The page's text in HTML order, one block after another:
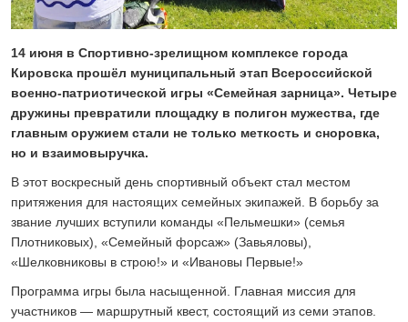
24 ИЮЛЯ 2026
ОБЩЕСТВО
Спрашивали? Отвечаем!
04 АВГУСТА 2026
14 июня в Спортивно-зрелищном комплексе города
Кировска прошёл муниципальный этап Всероссийской
военно-патриотической игры «Семейная зарница». Четыре
дружины превратили площадку в полигон мужества, где
главным оружием стали не только меткость и сноровка,
но и взаимовыручка.
В этот воскресный день спортивный объект стал местом
притяжения для настоящих семейных экипажей. В борьбу за
звание лучших вступили команды «Пельмешки» (семья
Плотниковых), «Семейный форсаж» (Завьяловы),
«Шелковниковы в строю!» и «Ивановы Первые!»
Программа игры была насыщенной. Главная миссия для
участников — маршрутный квест, состоящий из семи этапов.